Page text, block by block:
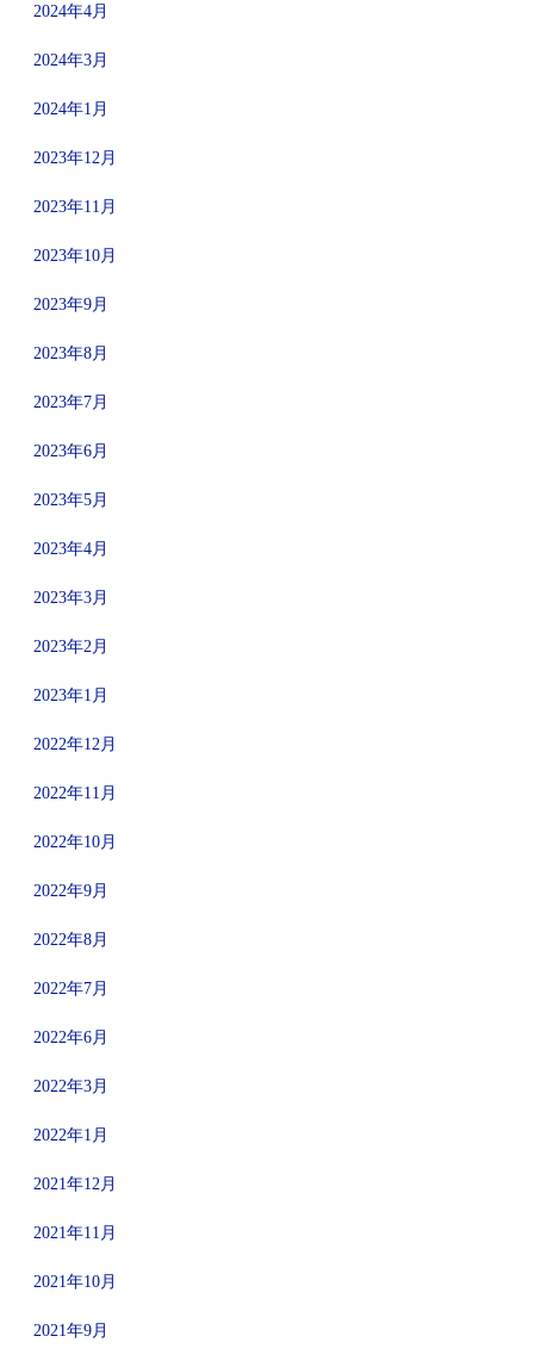
2024年4月
2024年3月
2024年1月
2023年12月
2023年11月
2023年10月
2023年9月
2023年8月
2023年7月
2023年6月
2023年5月
2023年4月
2023年3月
2023年2月
2023年1月
2022年12月
2022年11月
2022年10月
2022年9月
2022年8月
2022年7月
2022年6月
2022年3月
2022年1月
2021年12月
2021年11月
2021年10月
2021年9月